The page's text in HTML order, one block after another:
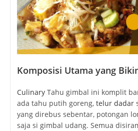
Komposisi Utama yang
CulinaryTahu gimbal ini komplit
ada tahu putih goreng, telur dadar
yang direbus sebentar, potongan
saja si gimbal udang. Semua